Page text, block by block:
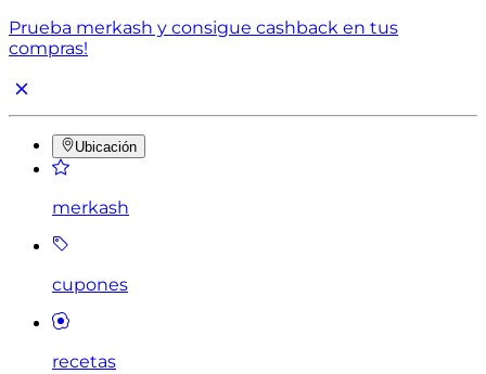
Prueba merkash y consigue cashback en tus
compras!
Ubicación
merkash
cupones
recetas